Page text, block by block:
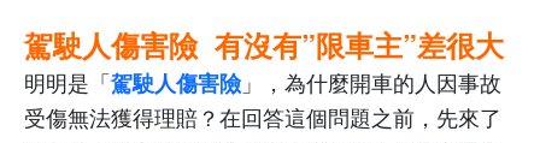
駕駛人傷害險 有沒有”限車主”差很大
明明是「駕駛人傷害險」，為什麼開車的人因事故
受傷無法獲得理賠？在回答這個問題之前，先來了